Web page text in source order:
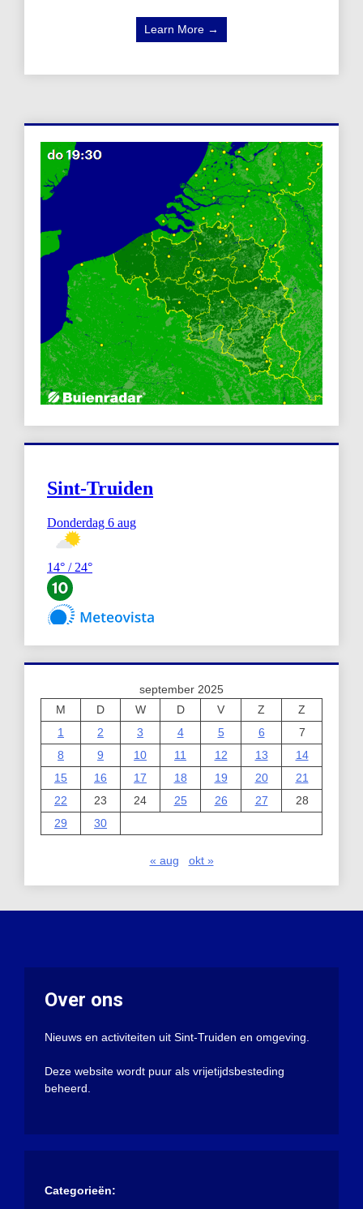
Learn More →
september 2025
M
D W D V Z
Z
1
2 3 4 5 6
7
8
9 10 11 12 13
14
15
16 17 18 19 20
21
22
23 24 25 26 27
28
29
30
« aug okt »
Over ons
Nieuws en activiteiten uit Sint-Truiden en omgeving.
Deze website wordt puur als vrijetijdsbesteding
beheerd.
Categorieën: